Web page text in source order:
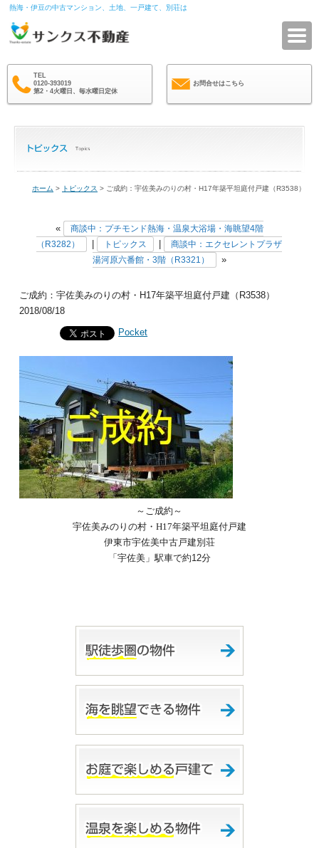
熱海・伊豆の中古マンション、土地、一戸建て、別荘は
TEL
0120-393019
第2・4火曜日、毎水曜日定休
お問合せはこちら
ホーム > トピックス > ご成約：宇佐美みのりの村・H17年築平坦庭付戸建（R3538）
«
商談中：プチモンド熱海・温泉大浴場・海眺望4階
（R3282）
トピックス
商談中：エクセレントプラザ
湯河原六番館・3階（R3321）
»
ご成約：宇佐美みのりの村・H17年築平坦庭付戸建（R3538）
2018/08/18
Pocket
～ご成約～
宇佐美みのりの村・H17年築平坦庭付戸建
伊東市宇佐美中古戸建別荘
「宇佐美」駅車で約12分